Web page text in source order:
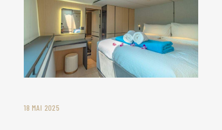
18 MAI 2025